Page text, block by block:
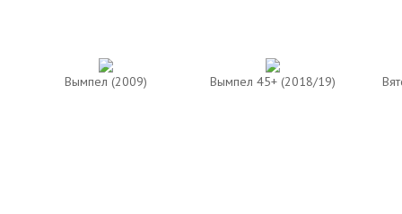
Вымпел (2009) Вымпел 45+ (2018/19)